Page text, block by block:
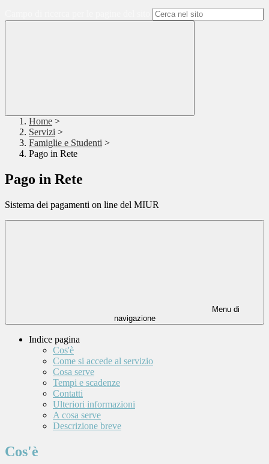
Home >
Servizi >
Famiglie e Studenti >
Pago in Rete
Pago in Rete
Sistema dei pagamenti on line del MIUR
Menu di
navigazione
Indice pagina
Cos'è
Come si accede al servizio
Cosa serve
Tempi e scadenze
Contatti
Ulteriori informazioni
A cosa serve
Descrizione breve
Cos'è